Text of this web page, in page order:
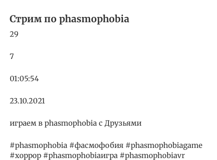
Стрим по phasmophobia
29
7
01:05:54
23.10.2021
играем в phasmophobia с Друзьями
#phasmophobia #фасмофобия #phasmophobiagame
#хоррор #phasmophobiaигра #phasmophobiavr